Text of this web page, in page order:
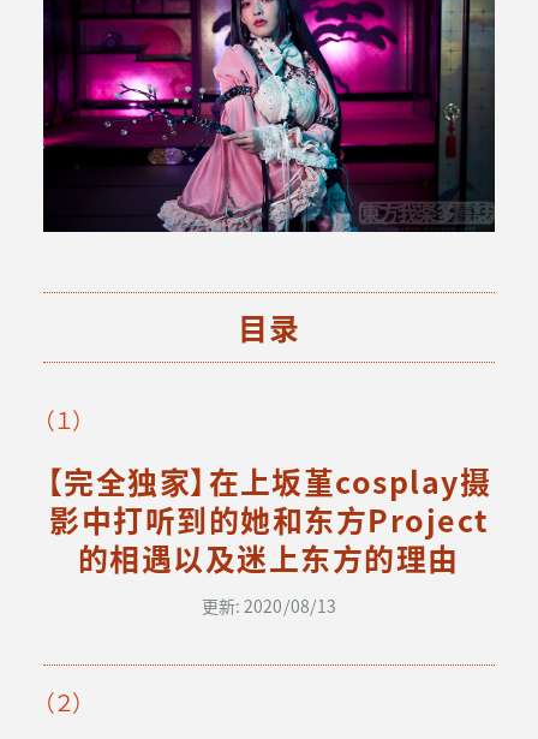
目录
（１）
【完全独家】在上坂堇cosplay摄
影中打听到的她和东方Project
的相遇以及迷上东方的理由
更新: 2020/08/13
（２）